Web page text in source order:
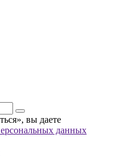
вы даете
данных